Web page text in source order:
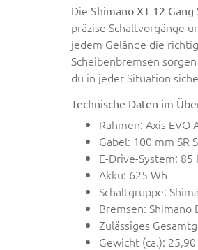
Die Shimano XT 12
präzise Schaltvorgänge
jedem Gelände die
Scheibenbremsen
du in jeder Situation
Technische Daten im
Rahmen: Axis EVO
Gabel: 100 mm SR
E-Drive-System: 85
Akku: 625 Wh
Schaltgruppe:
Bremsen: Shimano
Zulässiges
Gewicht (ca.):